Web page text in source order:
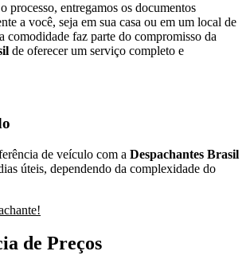
processo, entregamos os documentos
a você, seja em sua casa ou em um local de
comodidade faz parte do compromisso da
de oferecer um serviço completo e
de veículo com a Despachantes Brasil
úteis, dependendo da complexidade do
de Preços